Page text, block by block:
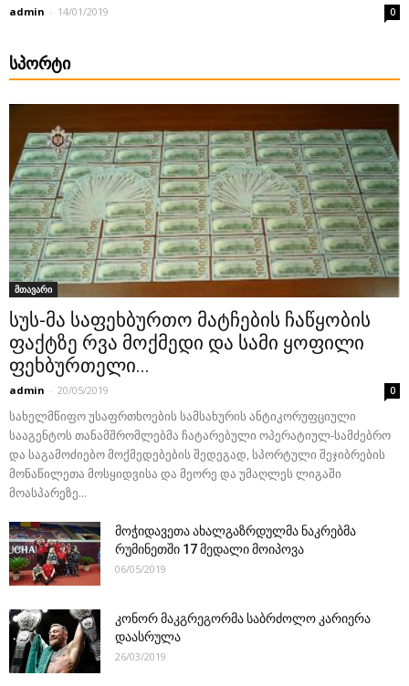
admin - 14/01/2019 0
ᲡᲞᲝᲠᲢᲘ
მთავარი
სუს-მა საფეხბურთო მატჩების ჩაწყობის
ფაქტზე რვა მოქმედი და სამი ყოფილი
ფეხბურთელი...
admin - 20/05/2019 0
სახელმწიფო უსაფრთხოების სამსახურის ანტიკორუფციული
სააგენტოს თანამშრომლებმა ჩატარებული ოპერატიულ-სამძებრო
და საგამოძიებო მოქმედებების შედეგად, სპორტული შეჯიბრების
მონაწილეთა მოსყიდვისა და მეორე და უმაღლეს ლიგაში
მოასპარეზე...
მოჭიდავეთა ახალგაზრდულმა ნაკრებმა
რუმინეთში 17 მედალი მოიპოვა
06/05/2019
კონორ მაკგრეგორმა საბრძოლო კარიერა
დაასრულა
26/03/2019